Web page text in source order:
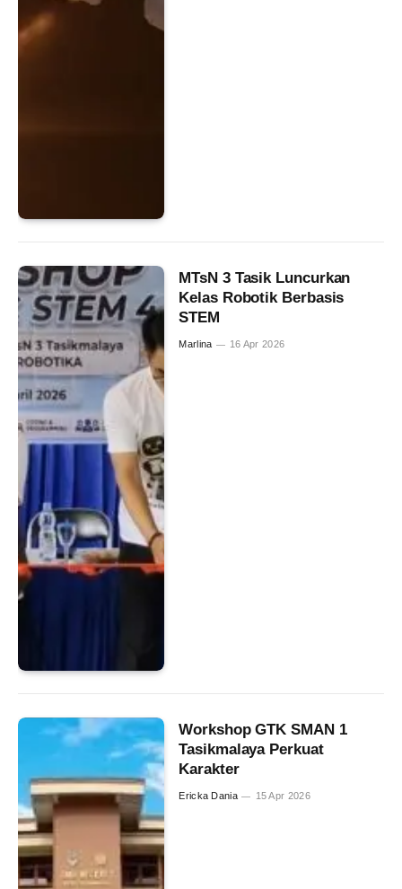
MTsN 3 Tasik Luncurkan
Kelas Robotik Berbasis
STEM
Marlina 16 Apr 2026
Workshop GTK SMAN 1
Tasikmalaya Perkuat
Karakter
Ericka Dania 15 Apr 2026